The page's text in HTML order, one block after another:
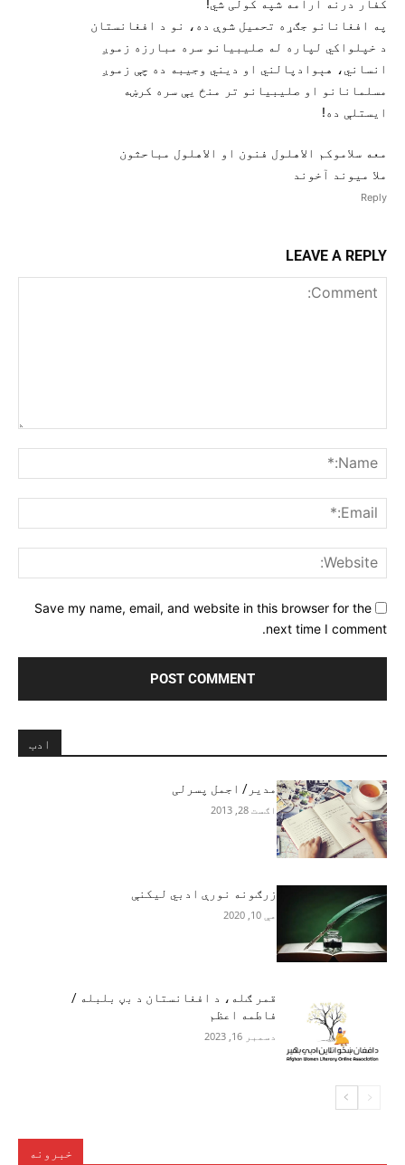
په افغانانو جګړه تحميل شوې ده، نو د افغانستان
د خپلواکي لپاره له صليبيانو سره مبارزه زموږ
انساني، هېوادپالني او ديني وجيبه ده چې زموږ
مسلمانانو او صليبيانو تر منځ يې سره کرښه
ايستلې ده!
معه سلاموکم الاهلول فنون او الاهلول مباحثون
ملا ميوند آخوند
Reply
LEAVE A REPLY
Save my name, email, and website in this browser for the
next time I comment.
ادب
مدیر/ اجمل پسرلی
اګست 28, 2013
زرګونه نورې ادبي لیکنې
مې 10, 2020
قمر ګله، د افغانستان د بڼ بلبله /
فاطمه اعظم
دسمبر 16, 2023
خبرونه